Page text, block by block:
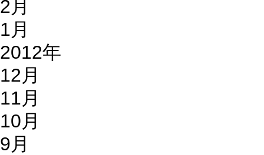
2月
1月
2012年
12月
11月
10月
9月